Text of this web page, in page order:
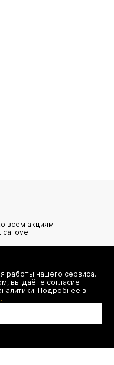
всем акциям
и хранение моих
для получения
от ООО 'БТ
работы нашего сервиса.
вы даёте согласие
Подробнее в